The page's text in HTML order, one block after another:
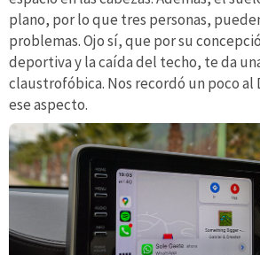
plano, por lo que tres personas,
problemas. Ojo sí, que por su
deportiva y la caída del techo, te da
claustrofóbica. Nos recordó un poco al
ese aspecto.